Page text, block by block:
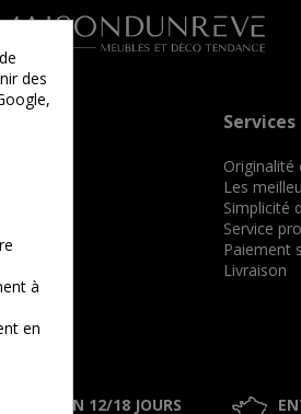
Services
Originalité
Les
Simplicité
Service
Paiement
Livraison
LIVRAISON 12/18 JOURS
des
à
en